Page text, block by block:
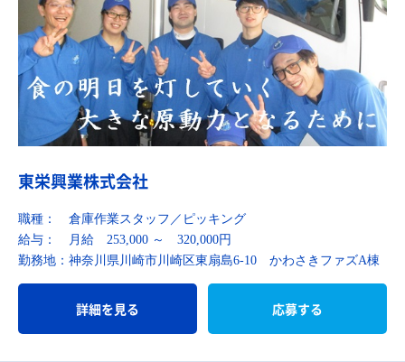
東栄興業株式会社
職種：
倉庫作業スタッフ／ピッキング
給与：
月給 253,000 ～ 320,000円
勤務地： 神奈川県川崎市川崎区東扇島6-10 かわさきファズA棟
詳細を見る 応募する